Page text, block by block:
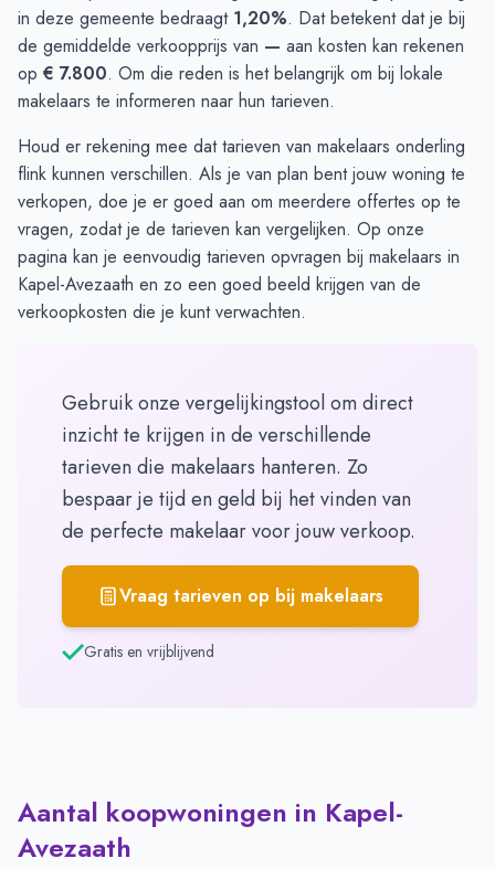
in deze gemeente bedraagt 1,20%. Dat betekent dat je bij
de gemiddelde verkoopprijs van — aan kosten kan rekenen
op € 7.800. Om die reden is het belangrijk om bij lokale
makelaars te informeren naar hun tarieven.
Houd er rekening mee dat tarieven van makelaars onderling
flink kunnen verschillen. Als je van plan bent jouw woning te
verkopen, doe je er goed aan om meerdere offertes op te
vragen, zodat je de tarieven kan vergelijken. Op onze
pagina kan je eenvoudig tarieven opvragen bij makelaars in
Kapel-Avezaath en zo een goed beeld krijgen van de
verkoopkosten die je kunt verwachten.
Gebruik onze vergelijkingstool om direct
inzicht te krijgen in de verschillende
tarieven die makelaars hanteren. Zo
bespaar je tijd en geld bij het vinden van
de perfecte makelaar voor jouw verkoop.
Vraag tarieven op bij makelaars
Gratis en vrijblijvend
Aantal koopwoningen in Kapel-
Avezaath